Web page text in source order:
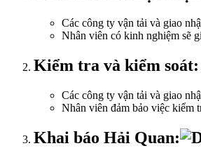
Các công ty vận tải và giao
Nhân viên có kinh nghiệm sẽ
Kiểm tra và kiểm soát:
Các công ty vận tải và giao
Nhân viên đảm bảo việc kiểm
Khai báo Hải Quan: